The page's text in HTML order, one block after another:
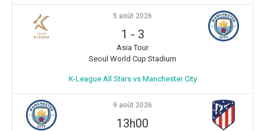
5 août 2026
1 - 3
Asia Tour
Seoul World Cup Stadium
K-League All Stars vs Manchester City
9 août 2026
13h00